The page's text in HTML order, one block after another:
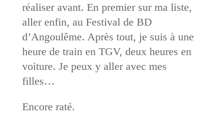
réaliser avant. En premier sur ma liste,
aller enfin, au Festival de BD
d’Angoulême. Après tout, je suis à une
heure de train en TGV, deux heures en
voiture. Je peux y aller avec mes
filles…
Encore raté.